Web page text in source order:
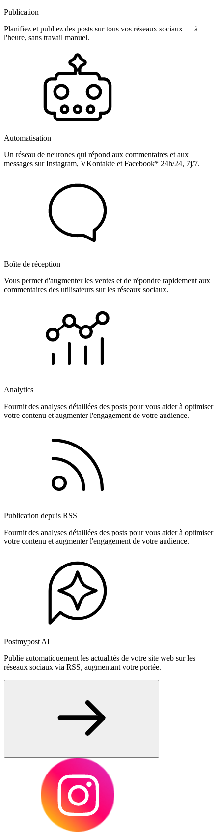
Publication
Planifiez et publiez des posts sur tous vos réseaux sociaux — à
l'heure, sans travail manuel.
Automatisation
Un réseau de neurones qui répond aux commentaires et aux
messages sur Instagram, VKontakte et Facebook* 24h/24, 7j/7.
Boîte de réception
Vous permet d'augmenter les ventes et de répondre rapidement aux
commentaires des utilisateurs sur les réseaux sociaux.
Analytics
Fournit des analyses détaillées des posts pour vous aider à optimiser
votre contenu et augmenter l'engagement de votre audience.
Publication depuis RSS
Fournit des analyses détaillées des posts pour vous aider à optimiser
votre contenu et augmenter l'engagement de votre audience.
Postmypost AI
Publie automatiquement les actualités de votre site web sur les
réseaux sociaux via RSS, augmentant votre portée.